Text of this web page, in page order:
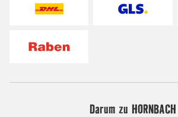
Darum zu HORNBACH